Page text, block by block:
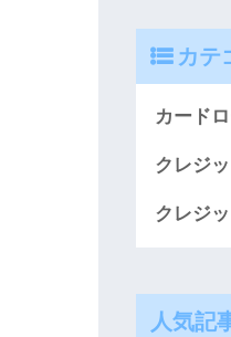
カテ
カード
クレジ
クレジ
人気記